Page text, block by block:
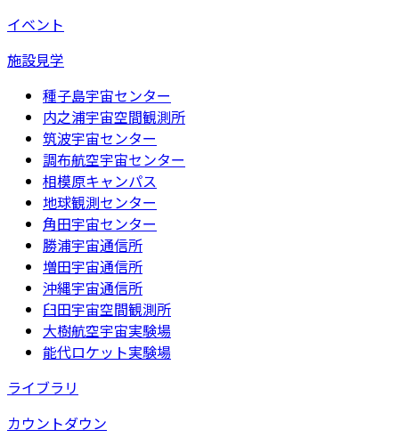
イベント
施設見学
種子島宇宙センター
内之浦宇宙空間観測所
筑波宇宙センター
調布航空宇宙センター
相模原キャンパス
地球観測センター
角田宇宙センター
勝浦宇宙通信所
増田宇宙通信所
沖縄宇宙通信所
臼田宇宙空間観測所
大樹航空宇宙実験場
能代ロケット実験場
ライブラリ
カウントダウン